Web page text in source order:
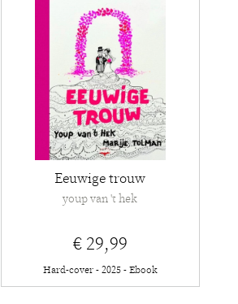
Eeuwige trouw
youp van 't hek
€ 29,99
Hard-cover - 2025 - Ebook